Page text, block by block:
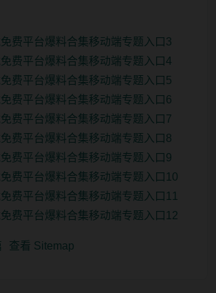
费平台爆料合集移动端专题入口3
费平台爆料合集移动端专题入口4
费平台爆料合集移动端专题入口5
费平台爆料合集移动端专题入口6
费平台爆料合集移动端专题入口7
费平台爆料合集移动端专题入口8
费平台爆料合集移动端专题入口9
费平台爆料合集移动端专题入口10
费平台爆料合集移动端专题入口11
费平台爆料合集移动端专题入口12
查看 Sitemap